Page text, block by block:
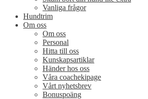
Vanliga frågor
Hundtrim
Om oss
Om oss
Personal
Hitta till oss
Kunskapsartiklar
Händer hos oss
Våra coachekipage
Vårt nyhetsbrev
Bonuspoäng